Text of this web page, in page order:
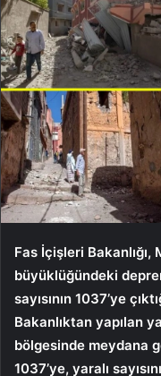
Fas İçişleri Bakanlığı,
büyüklüğündeki
sayısının 1037’ye
Bakanlıktan yapılan
bölgesinde meydana
1037’ye, yaralı